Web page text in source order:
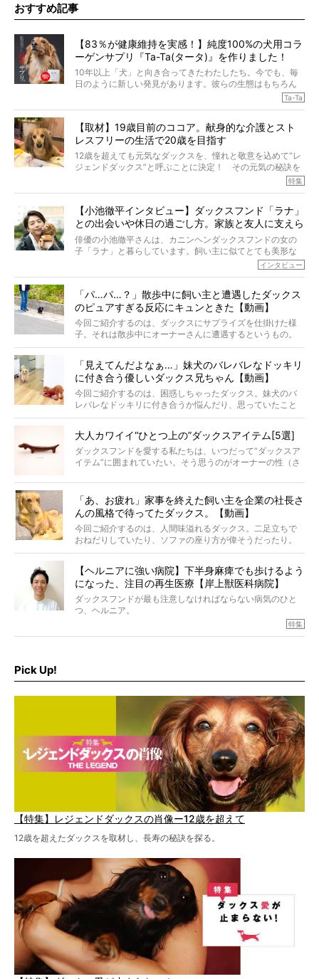
おすすめ記事
【83％が健康維持を実感！】純度100%の犬用コラ
ーゲンサプリ『Ta-Ta(タータ)』を作りました！
10年以上「犬」と向き合ってきたわたしたち。今でも、毎
日のように新しい発見があります。彼らの生態はもちろん
のこと、「食事」に関することも同じです。昔の犬は25年
代の犬の食事は“ある重要な栄養”が不足しがちになっている
というのです。
それを効率よくおぎなってくれるのが、コラーゲン！ そ
こでわたしたちは、純度100%の犬用コラーゲンサプリ
『Ta-Ta(タータ)』を作りました！
愛犬家の83％が「健康維持を実感した」と評判のTa-Ta(タ
か届きますように。
Ta-Ta
【取材】19歳目前のココア。献身的な介護とスト
レスフリーの生活で20歳を目指す
12歳を超えても元気なダックスを、憧れと敬意を込めて“レ
ジェンドダックス”と呼ぶことに決定！ その元気の秘訣を
オーナーさんに伺うのが、特集『レジェンドダックスの肖
く」というオーナーさんのポリシーのもと、甘やかさずに
育てられ、18歳になるまで定期検査すらしたことがなかっ
たというココアくん。果たしてその長生きの秘訣とは。
特集
【小池徹平インタビュー】ダックスフンド「ラナ」
との出会いや休日の過ごし方。家族と友人に支えら
れてー
俳優の小池徹平さんは、カニンヘンダックスフンドの女の
子「ラナ」と暮らしています。飼い主に似てとても美形な
ラナは、現在８才。小池さんのインスタグラムでは、ラナ
ケメンから愛されているラナは、去年の誕生日に小池さん
からプレゼントしてもらったハーネスをつけて撮影に参加
してくれました。
インタビュー
「パ…パ…？」散歩中に飼い主と遭遇したダックス
のピュアすぎる反応にキュンときた【動画】
今回ご紹介するのは、ダックスにサプライズを仕掛けた様
子。それは散歩中にオーナーさんに遭遇するというもの。
戸惑って歩きを止めたり、すぐに気付いて追いかけたり、
「見えてんだよなぁ…」妹犬のバレバレなドッキリ
に付き合う優しいダックス兄ちゃん【動画】
今回ご紹介するのは、困惑しちゃったダックス。妹犬のバ
レバレなドッキリに付き合うか悩んだり、思っていたこと
と違う事態に陥ったり。そんなお悩み全開なダックスの様
大人カワイイ“ひとつ上の”ダックスアイテム[5選]
ダックスフンドを愛する私たちは、いつだって“ダックスア
イテム”に囲まれていたい。そう思うのがオーナーの性（さ
ムをご紹介。
「あ、お疲れ」家事を終えた飼い主を企業の社長さ
んの風格で待ってたダックス。【動画】
今回ご紹介するのは、人間味溢れるダックス。二足立ちで
おねだりしていたり、ソファの座り方が偉そうだったり。
今にも言葉を発しそうなダックスの姿は、もう人間にしか
【ヘルニアに強い病院】下半身麻痺でも歩けるよう
になった、注目の再生医療【岸上獣医科病院】
ダックスフンドが最も注意しなければならない病気のひと
つ、ヘルニア。
特集『ヘルニアに、負けない』では、ヘルニアに強い動物
を点滴投与する治療により、歩けなかった子が投与37日で
特集
Pick Up!
【特集】レジェンドダックスの肖像ー12歳を超えて
12歳を超えたダックスを取材し、長寿の秘訣を探る。